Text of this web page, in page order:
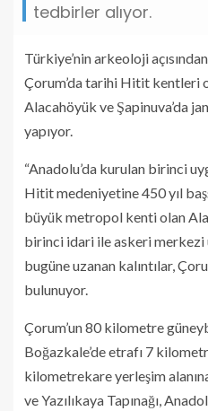
tedbirler alıyor.
Türkiye’nin arkeoloji
Çorum’da tarihi Hitit kentleri
Alacahöyük ve Şapinuva’da
yapıyor.
“Anadolu’da kurulan birinci
Hitit medeniyetine 450 yıl
büyük metropol kenti olan
birinci idari ile askeri merkezi
bugüne uzanan kalıntılar,
bulunuyor.
Çorum’un 80 kilometre
Boğazkale’de etrafı 7
kilometrekare yerleşim
ve Yazılıkaya Tapınağı,